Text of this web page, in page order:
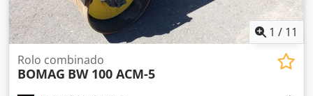
1 / 11
Rolo combinado
BOMAG BW 100 ACM-5